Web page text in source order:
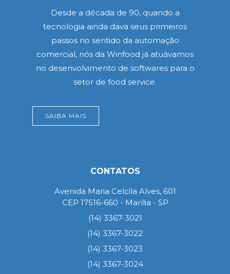
Desde a década de 90, quando a
tecnologia ainda dava seus primeiros
passos no sentido da automação
comercial, nós da Winfood já atuávamos
no desenvolvimento de softwares para o
setor de food service.
SAIBA MAIS
CONTATOS
Avenida Maria Celcila Alves, 601
CEP 17516-660 - Marília - SP
(14) 3367-3021
(14) 3367-3022
(14) 3367-3023
(14) 3367-3024